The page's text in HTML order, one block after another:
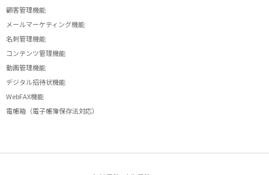
顧客管理機能
メールマーケティング機能
名刺管理機能
コンテンツ管理機能
動画管理機能
デジタル招待状機能
WebFAX機能
電帳箱（電子帳簿保存法対応）